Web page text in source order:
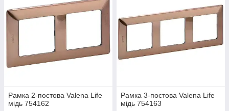
Рамка 2-постова Valena Life
мідь 754162
Рамка 3-постова Valena Life
мідь 754163